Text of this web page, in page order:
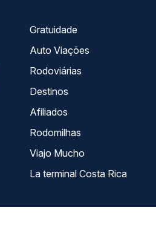
Gratuidade
Auto Viações
Rodoviárias
Destinos
Afiliados
Rodomilhas
Viajo Mucho
La terminal Costa Rica